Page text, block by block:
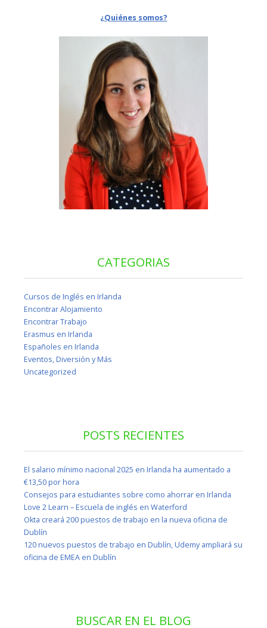
¿Quiénes somos?
CATEGORIAS
Cursos de Inglés en Irlanda
Encontrar Alojamiento
Encontrar Trabajo
Erasmus en Irlanda
Españoles en Irlanda
Eventos, Diversión y Más
Uncategorized
POSTS RECIENTES
El salario mínimo nacional 2025 en Irlanda ha aumentado a
€13,50 por hora
Consejos para estudiantes sobre como ahorrar en Irlanda
Love 2 Learn – Escuela de inglés en Waterford
Okta creará 200 puestos de trabajo en la nueva oficina de
Dublín
120 nuevos puestos de trabajo en Dublín, Udemy ampliará su
oficina de EMEA en Dublín
BUSCAR EN EL BLOG